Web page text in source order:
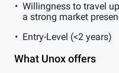
Willingness to travel
a strong market
Entry-Level (<2 years)
What Unox offers